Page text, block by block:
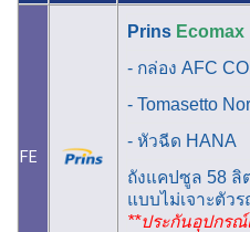
FE
Prins Ecomax
- กล่อง AFC
- Tomasetto
- หัวฉีด HANA
ถังแคปซูล 58 ลิ
แบบไม่เจาะตัว
**ประกันอุปกรณ์